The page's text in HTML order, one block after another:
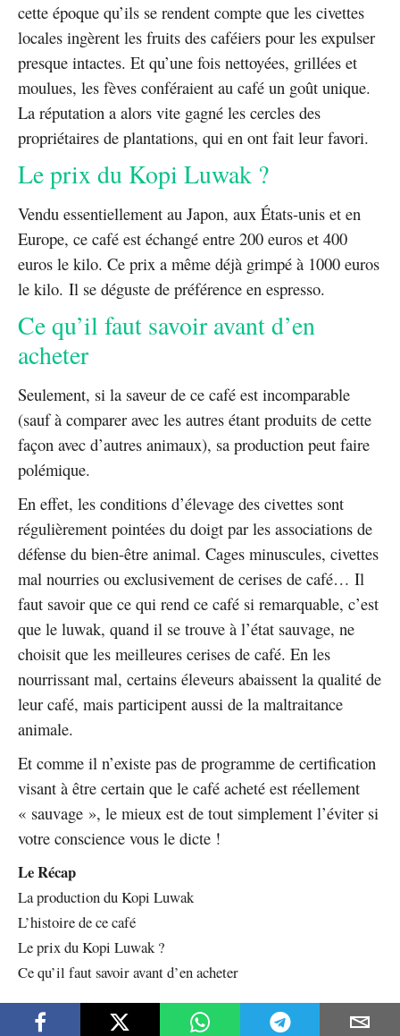
cette époque qu’ils se rendent compte que les civettes
locales ingèrent les fruits des caféiers pour les expulser
presque intactes. Et qu’une fois nettoyées, grillées et
moulues, les fèves conféraient au café un goût unique.
La réputation a alors vite gagné les cercles des
propriétaires de plantations, qui en ont fait leur favori.
Le prix du Kopi Luwak ?
Vendu essentiellement au Japon, aux États-unis et en
Europe, ce café est échangé entre 200 euros et 400
euros le kilo. Ce prix a même déjà grimpé à 1000 euros
le kilo. Il se déguste de préférence en espresso.
Ce qu’il faut savoir avant d’en
acheter
Seulement, si la saveur de ce café est incomparable
(sauf à comparer avec les autres étant produits de cette
façon avec d’autres animaux), sa production peut faire
polémique.
En effet, les conditions d’élevage des civettes sont
régulièrement pointées du doigt par les associations de
défense du bien-être animal. Cages minuscules, civettes
mal nourries ou exclusivement de cerises de café… Il
faut savoir que ce qui rend ce café si remarquable, c’est
que le luwak, quand il se trouve à l’état sauvage, ne
choisit que les meilleures cerises de café. En les
nourrissant mal, certains éleveurs abaissent la qualité de
leur café, mais participent aussi de la maltraitance
animale.
Et comme il n’existe pas de programme de certification
visant à être certain que le café acheté est réellement
« sauvage », le mieux est de tout simplement l’éviter si
votre conscience vous le dicte !
Le Récap
La production du Kopi Luwak
L’histoire de ce café
Le prix du Kopi Luwak ?
Ce qu’il faut savoir avant d’en acheter